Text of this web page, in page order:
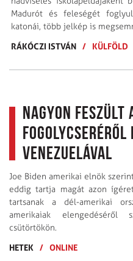
Madurót és feleségét
katonái, több jelkép is
RÁKÓCZI ISTVÁN / KÜLFÖLD
Nagyon feszült
fogolycseréről
Venezuelával
Joe Biden amerikai elnök
eddig tartja magát azon
tartsanak a dél-amerikai
amerikaiak
csütörtökön.
HETEK / ONLINE